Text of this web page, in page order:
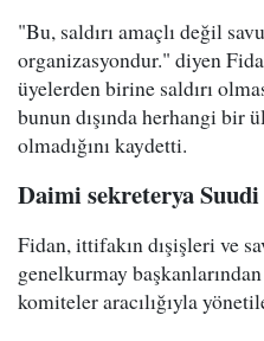
"Bu, saldırı amaçlı değil
organizasyondur." diyen
üyelerden birine saldırı
bunun dışında herhangi bir
olmadığını kaydetti.
Daimi sekreterya
Fidan, ittifakın dışişleri ve
genelkurmay
komiteler aracılığıyla